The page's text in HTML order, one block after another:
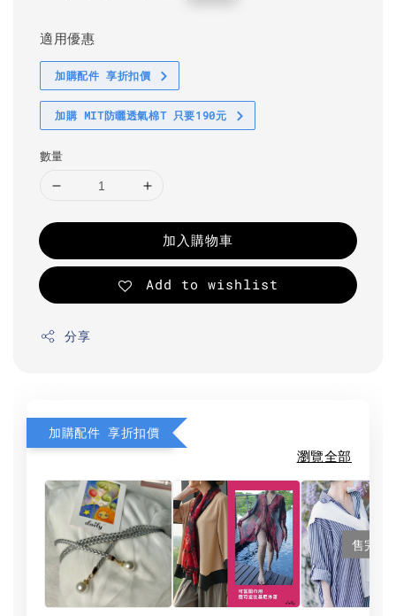
適用優惠
加購配件 享折扣價
加購 MIT防曬透氣棉T 只要190元
數量
加入購物車
Add to wishlist
分享
加購配件 享折扣價
瀏覽全部
售完